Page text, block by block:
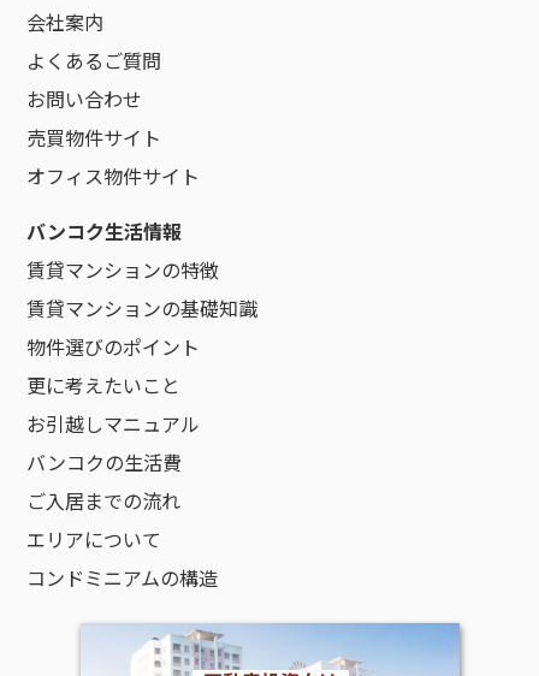
会社案内
よくあるご質問
お問い合わせ
売買物件サイト
オフィス物件サイト
バンコク生活情報
賃貸マンションの特徴
賃貸マンションの基礎知識
物件選びのポイント
更に考えたいこと
お引越しマニュアル
バンコクの生活費
ご入居までの流れ
エリアについて
コンドミニアムの構造